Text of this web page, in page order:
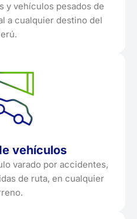
y vehículos pesados de
a cualquier destino del
vehículos
varado por accidentes,
de ruta, en cualquier